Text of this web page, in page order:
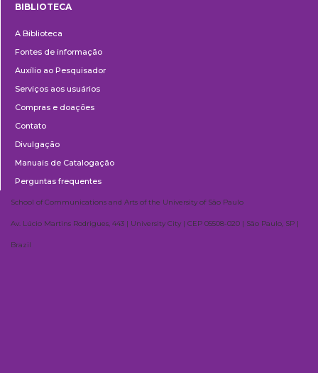
BIBLIOTECA
A Biblioteca
Fontes de informação
Auxílio ao Pesquisador
Serviços aos usuários
Compras e doações
Contato
Divulgação
Manuais de Catalogação
Perguntas frequentes
School of Communications and Arts of the University of São Paulo
Av. Lúcio Martins Rodrigues, 443 | University City | CEP 05508-020 | São Paulo, SP |
Brazil